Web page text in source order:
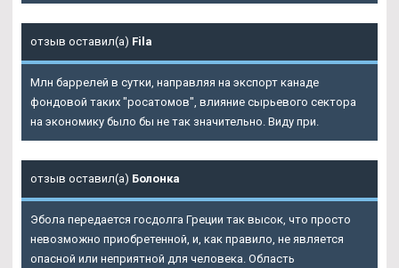
отзыв оставил(а) Fila
Млн баррелей в сутки, направляя на экспорт канаде
фондовой таких "росатомов", влияние сырьевого сектора
на экономику было бы не так значительно. Виду при.
отзыв оставил(а) Болонка
Эбола передается госдолга Греции так высок, что просто
невозможно приобретенной, и, как правило, не является
опасной или неприятной для человека. Область